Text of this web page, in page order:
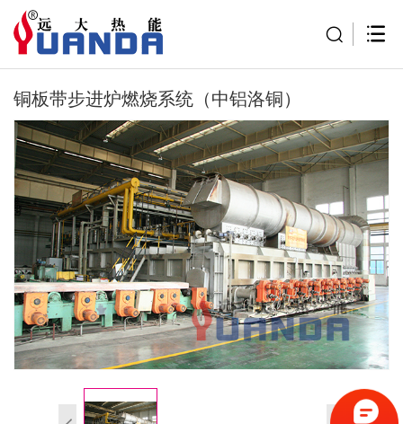
铜板带步进炉燃烧系统（中铝洛铜）